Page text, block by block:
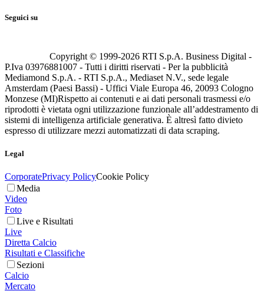
Seguici su
Copyright © 1999-2026 RTI S.p.A. Business Digital -
P.Iva 03976881007 - Tutti i diritti riservati - Per la pubblicità
Mediamond S.p.A. - RTI S.p.A., Mediaset N.V., sede legale
Amsterdam (Paesi Bassi) - Uffici Viale Europa 46, 20093 Cologno
Monzese (MI)Rispetto ai contenuti e ai dati personali trasmessi e/o
riprodotti è vietata ogni utilizzazione funzionale all’addestramento di
sistemi di intelligenza artificiale generativa. È altresì fatto divieto
espresso di utilizzare mezzi automatizzati di data scraping.
Legal
CorporatePrivacy PolicyCookie Policy
Media
Video
Foto
Live e Risultati
Live
Diretta Calcio
Risultati e Classifiche
Sezioni
Calcio
Mercato